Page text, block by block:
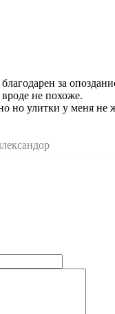
за
не похоже.
но улитки у меня не